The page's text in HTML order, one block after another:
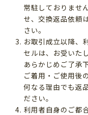
常駐しておりませ
せ、交換返品依頼
さい。
お取引成立以降、
セルは、お受いた
あらかじめご了承
ご着用・ご使用後
何なる理由でも返
ださい。
利用者自身のご都